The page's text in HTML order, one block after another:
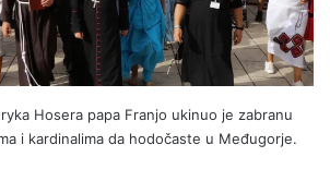
Hosera papa Franjo ukinuo je zabranu
i kardinalima da hodočaste u Međugorje.